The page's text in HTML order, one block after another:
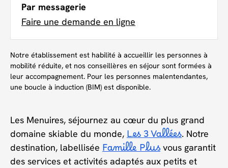
Par messagerie
Faire une demande en ligne
Notre établissement est habilité à accueillir les personnes à
mobilité réduite, et nos conseillères en séjour sont formées à
leur accompagnement. Pour les personnes malentendantes,
une boucle à induction (BIM) est disponible.
Les Menuires, séjournez au cœur du plus grand
domaine skiable du monde, Les 3 Vallées. Notre
destination, labellisée Famille Plus vous garantit
des services et activités adaptés aux petits et